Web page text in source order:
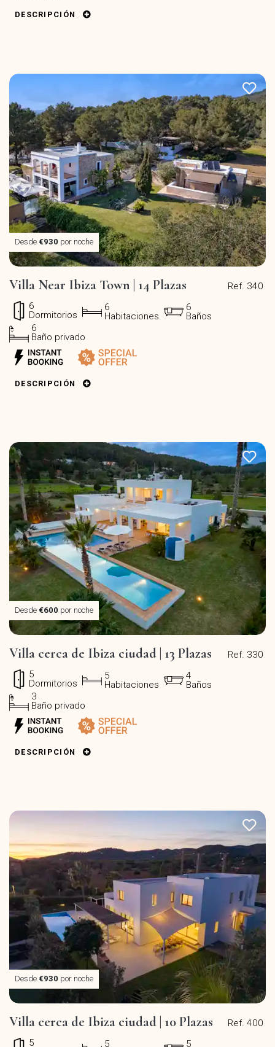
DESCRIPCIÓN
Desde €930 por noche
Ref. 340
Villa Near Ibiza Town | 14 Plazas
6
Dormitorios
6
Habitaciones
6
Baños
6
Baño privado
DESCRIPCIÓN
Desde €600 por noche
Ref. 330
Villa cerca de Ibiza ciudad | 13 Plazas
5
Dormitorios
5
Habitaciones
4
Baños
3
Baño privado
DESCRIPCIÓN
Desde €930 por noche
Ref. 400
Villa cerca de Ibiza ciudad | 10 Plazas
5
5 5